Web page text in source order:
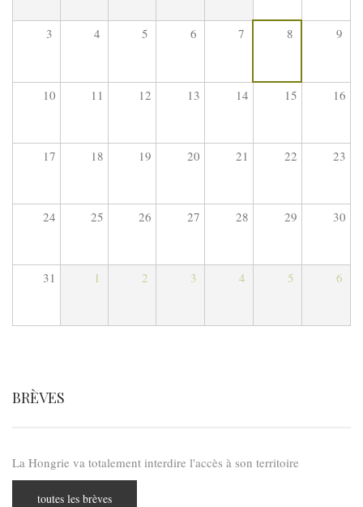
3 4 5 6 7 8 9
10 11 12 13 14 15 16
17 18 19 20 21 22 23
24 25 26 27 28 29 30
31 1 2 3 4 5 6
BRÈVES
La Hongrie va totalement interdire l'accès à son territoire
toutes les brèves